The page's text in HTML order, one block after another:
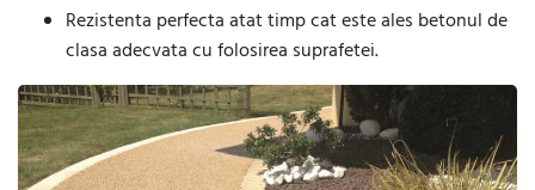
Rezistenta perfecta atat timp cat este ales betonul de
clasa adecvata cu folosirea suprafetei.